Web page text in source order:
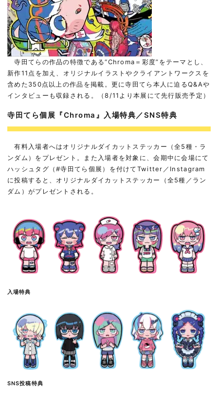
寺田てらの作品の特徴である“Chroma＝彩度”をテーマとし、
新作11点を加え、オリジナルイラストやクライアントワークスを
含めた350点以上の作品を掲載。更に寺田てら本人に迫るQ&Aや
インタビューも収録される。（8/11より本展にて先行販売予定）
寺田てら個展『Chroma』入場特典／SNS特典
有料入場者へはオリジナルダイカットステッカー（全5種・ラ
ンダム）をプレゼント。また入場者を対象に、会期中に会場にて
ハッシュタグ（#寺田てら個展）を付けてTwitter／Instagram
に投稿すると、オリジナルダイカットステッカー（全5種／ラン
ダム）がプレゼントされる。
入場特典
SNS投稿特典